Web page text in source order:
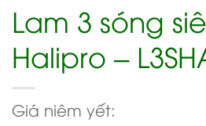
Lam 3 sóng
Halipro –
Giá niêm yết: